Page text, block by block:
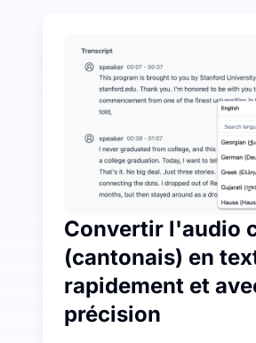
UniScribe offre 120 minutes
Plus de fonctionnalités d'IA
Générez automatiquement
Convertir l'audio
(cantonais) en
rapidement et
précision